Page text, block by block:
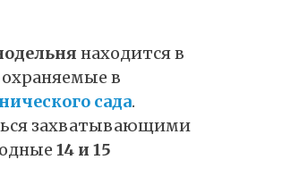
находится в
в
сада.
захватывающими
14 и 15